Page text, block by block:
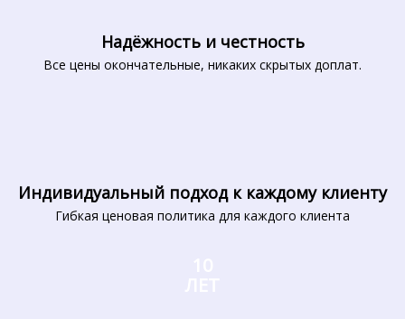
Надёжность и честность
Все цены окончательные, никаких скрытых доплат.
Индивидуальный подход к каждому клиенту
Гибкая ценовая политика для каждого клиента